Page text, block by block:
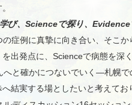
び、Scienceで探り、
症例に真摯に向き合い、そこか
出発点に、Scienceで病態を深く
へと確かにつないでいく―札幌で
結実する場としたいと考えてお